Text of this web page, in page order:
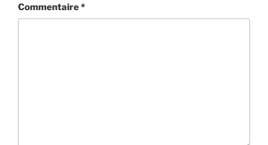
Commentaire*